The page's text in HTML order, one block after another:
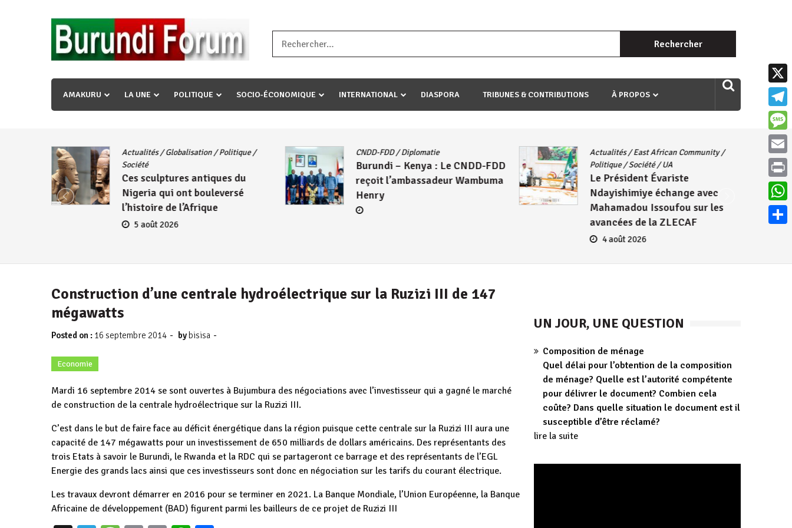
« Ingorane si ugupfa , ingorane ni ugupfa nabi ,gupfa ataco umariye umuryango wawe canke igihugu cakwibarutse .Wewe uri ngaha ndagusigiye iki kibazo : Uriko ukora iki kugira ngo
uzopfire neza umuryango n’igihugu cakwibarutse ? »
Rechercher :
AMAKURU LA UNE POLITIQUE SOCIO-ÉCONOMIQUE INTERNATIONAL DIASPORA TRIBUNES & CONTRIBUTIONS À PROPOS
Actualités/Globalisation/Politique/
Société
Ces sculptures antiques du
Nigeria qui ont bouleversé
l’histoire de l’Afrique
5 août 2026
CNDD-FDD/Diplomatie
Burundi – Kenya : Le CNDD-FDD
reçoit l’ambassadeur Wambuma
Henry
Actualités/East African Community/
Politique/Société/UA
Le Président Évariste
Ndayishimiye échange avec
Mahamadou Issoufou sur les
avancées de la ZLECAF
4 août 2026
Construction d’une centrale hydroélectrique sur la Ruzizi III de 147
mégawatts
Posted on : 16 septembre 2014 - by bisisa -
Economie
Mardi 16 septembre 2014 se sont ouvertes à Bujumbura des négociations avec l’investisseur qui a gagné le marché
de construction de la centrale hydroélectrique sur la Ruzizi III.
C’est dans le but de faire face au déficit énergétique dans la région puisque cette centrale sur la Ruzizi III aura une
capacité de 147 mégawatts pour un investissement de 650 milliards de dollars américains. Des représentants des
trois Etats à savoir le Burundi, le Rwanda et la RDC qui se partageront ce barrage et des représentants de l’EGL
Energie des grands lacs ainsi que ces investisseurs sont donc en négociation sur les tarifs du courant électrique.
Les travaux devront démarrer en 2016 pour se terminer en 2021. La Banque Mondiale, l’Union Européenne, la Banque
Africaine de développement (BAD) figurent parmi les bailleurs de ce projet de Ruzizi III
UN JOUR, UNE QUESTION
Composition de ménage
Quel délai pour l’obtention de la composition
de ménage? Quelle est l’autorité compétente
pour délivrer le document? Combien cela
coûte? Dans quelle situation le document est il
susceptible d’être réclamé?
lire la suite
X
Email
Print